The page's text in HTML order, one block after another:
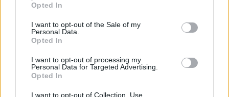
Opted In
I want to opt-out of the Sale of my
Personal Data.
Opted In
I want to opt-out of processing my
Personal Data for Targeted Advertising.
Opted In
I want to opt-out of Collection, Use,
cualquier posición, a los que se permitirá jugar con sin
presión y mostrar sus habilidades. Uno de ellos será
, que podría asumir un protagonismo absoluta en
evidente y que puede ser importante en los Wizards.